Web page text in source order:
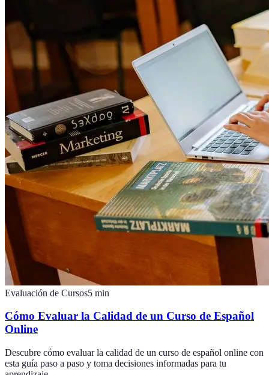
Evaluación de Cursos5 min
Cómo Evaluar la Calidad de un Curso de Español
Online
Descubre cómo evaluar la calidad de un curso de español online con
esta guía paso a paso y toma decisiones informadas para tu